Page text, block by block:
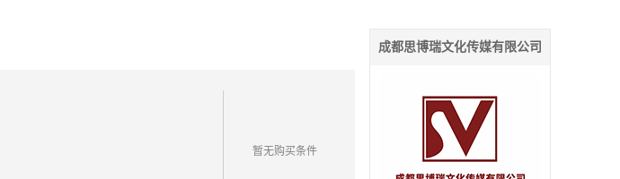
暂无购买条件
成都思博瑞文化传媒有限公司